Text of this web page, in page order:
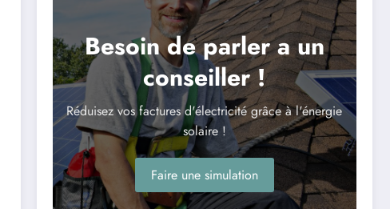
Besoin de parler a un
conseiller !
Réduisez vos factures d'électricité grâce à l'énergie
solaire !
Faire une simulation